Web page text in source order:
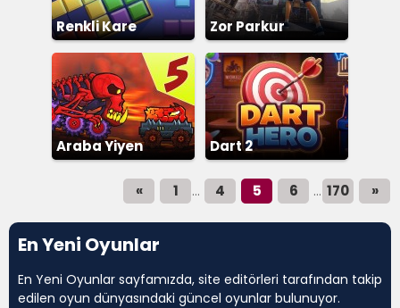
Renkli Kare
Birleştirme
Zor Parkur
Araba Yiyen
Dart 2
« 1 ... 4 5 6 ... 170 »
En Yeni Oyunlar
En Yeni Oyunlar sayfamızda, site editörleri tarafından takip
edilen oyun dünyasındaki güncel oyunlar bulunuyor.